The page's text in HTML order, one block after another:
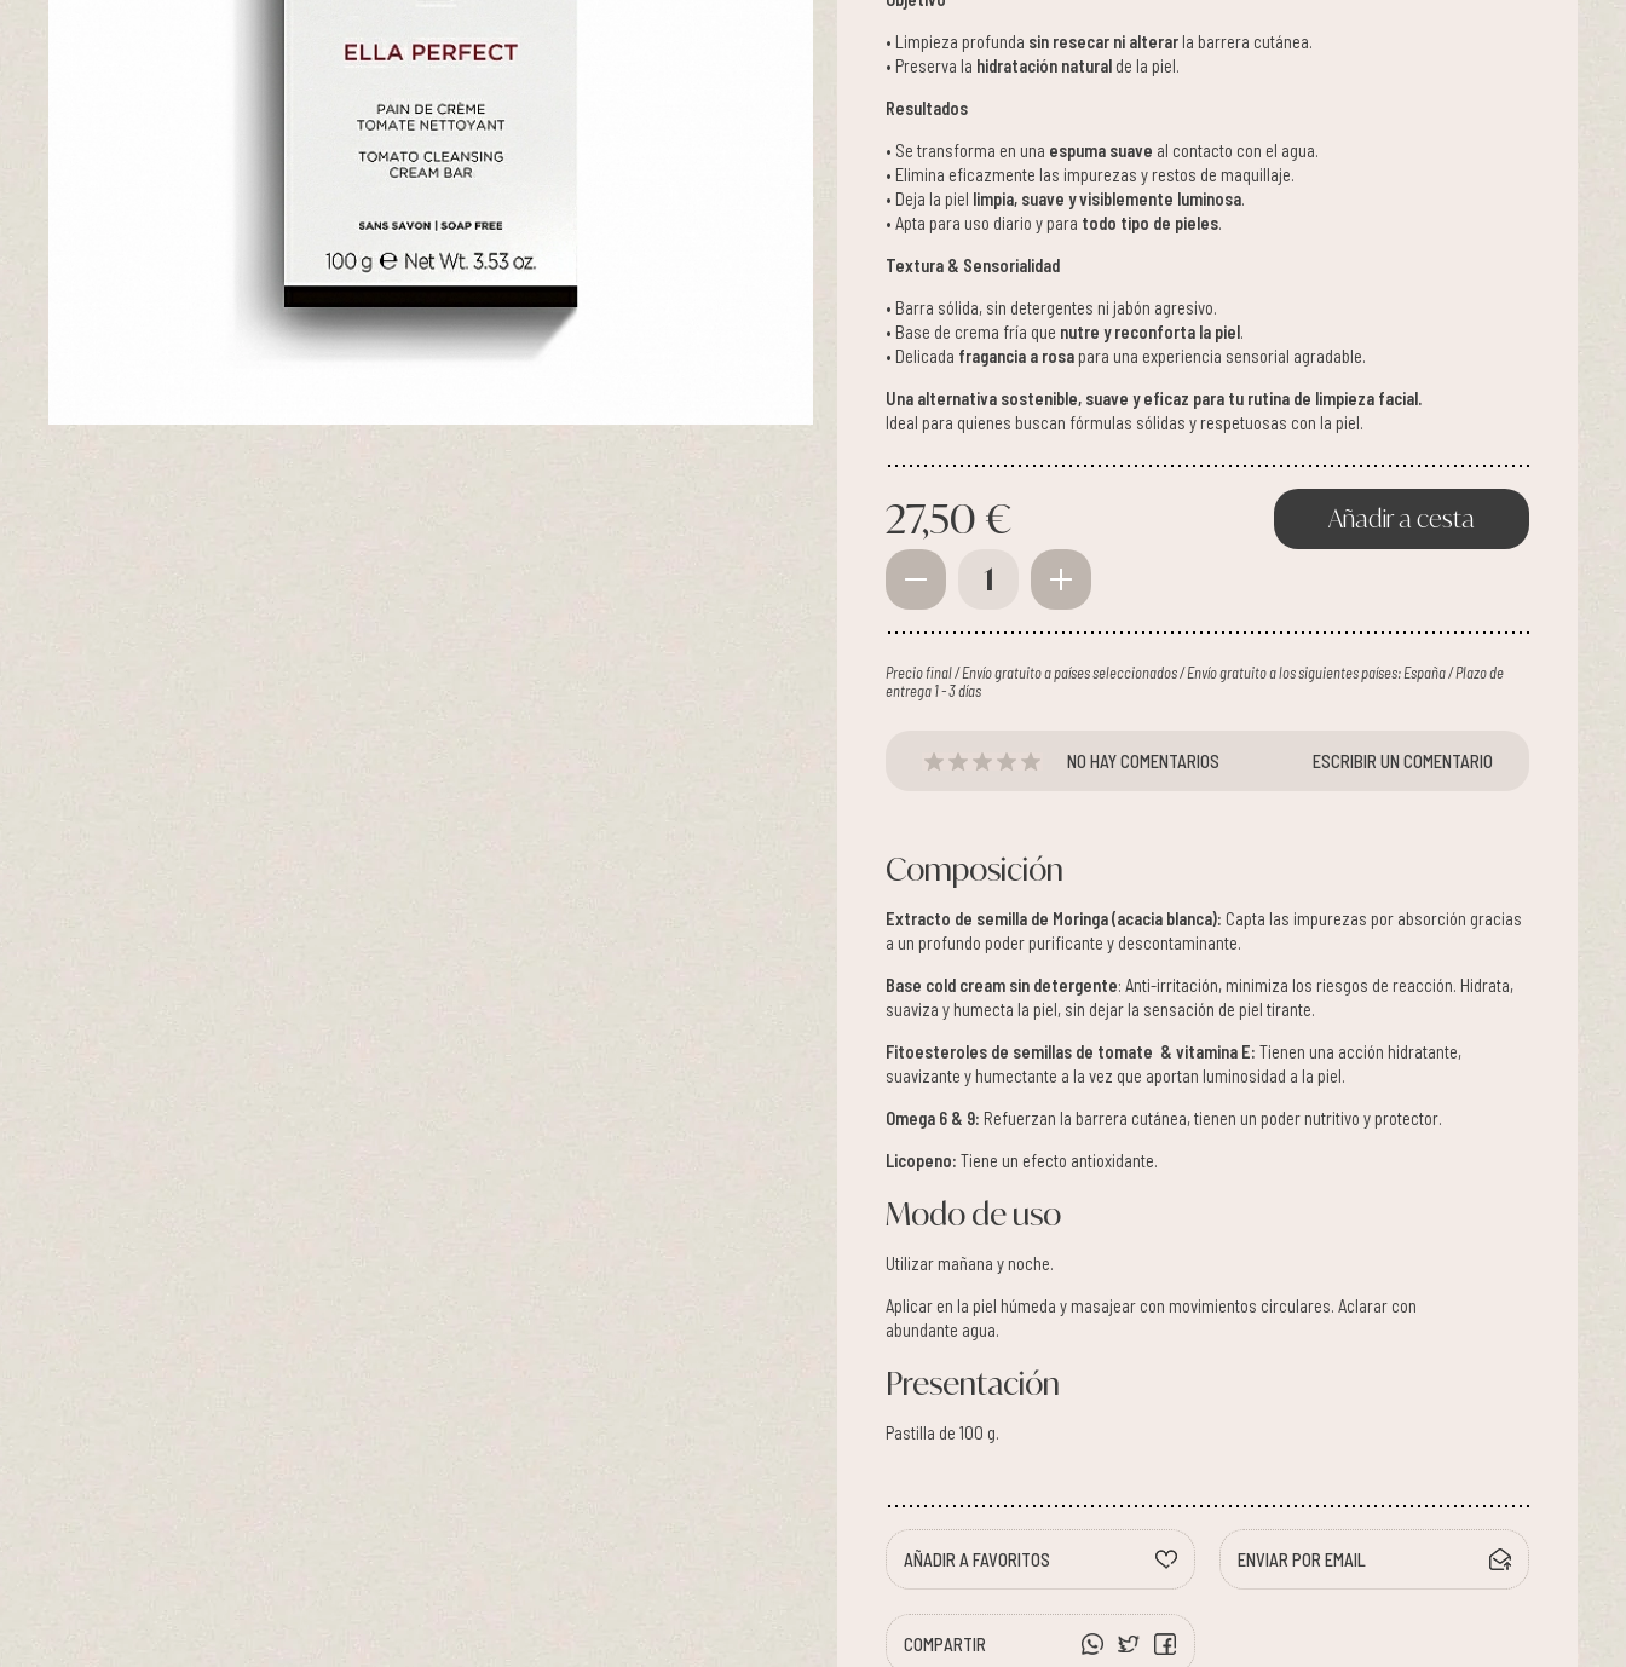
• Limpieza profunda sin resecar ni alterar la barrera cutánea.
• Preserva la hidratación natural de la piel.
Resultados
• Se transforma en una espuma suave al contacto con el agua.
• Elimina eficazmente las impurezas y restos de maquillaje.
• Deja la piel limpia, suave y visiblemente luminosa.
• Apta para uso diario y para todo tipo de pieles.
Textura & Sensorialidad
• Barra sólida, sin detergentes ni jabón agresivo.
• Base de crema fría que nutre y reconforta la piel.
• Delicada fragancia a rosa para una experiencia sensorial agradable.
Una alternativa sostenible, suave y eficaz para tu rutina de limpieza facial.
Ideal para quienes buscan fórmulas sólidas y respetuosas con la piel.
27,50 € Añadir a cesta
1
Precio final / Envío gratuito a países seleccionados / Envío gratuito a los siguientes países: España / Plazo de
entrega 1 - 3 días
NO HAY COMENTARIOS ESCRIBIR UN COMENTARIO
Composición
Extracto de semilla de Moringa (acacia blanca): Capta las impurezas por absorción gracias
a un profundo poder purificante y descontaminante.
Base cold cream sin detergente: Anti-irritación, minimiza los riesgos de reacción. Hidrata,
suaviza y humecta la piel, sin dejar la sensación de piel tirante.
Fitoesteroles de semillas de tomate & vitamina E: Tienen una acción hidratante,
suavizante y humectante a la vez que aportan luminosidad a la piel.
Omega 6 & 9: Refuerzan la barrera cutánea, tienen un poder nutritivo y protector.
Licopeno: Tiene un efecto antioxidante.
Modo de uso
Utilizar mañana y noche.
Aplicar en la piel húmeda y masajear con movimientos circulares. Aclarar con
abundante agua.
Presentación
Pastilla de 100 g.
AÑADIR A FAVORITOS ENVIAR POR EMAIL
COMPARTIR